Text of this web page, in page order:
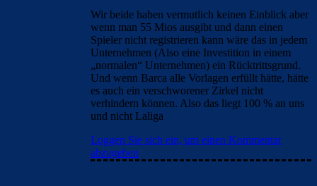
Wir beide haben vermutlich keinen Einblick aber
wenn man 55 Mios ausgibt und dann einen
Spieler nicht registrieren kann wäre das in jedem
Unternehmen (Also eine Investition in einem
„normalen“ Unternehmen) ein Rücktrittsgrund.
Und wenn Barca alle Vorlagen erfüllt hätte, hätte
es auch ein verschworener Zirkel nicht
verhindern können. Also das liegt 100 % an uns
und nicht Laliga
Loggen Sie sich ein, um einen Kommentar
abzugeben